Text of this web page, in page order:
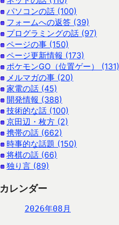
パソコンの話 (100)
フォームへの返答 (39)
プログラミングの話 (97)
ページの事 (150)
ページ更新情報 (173)
ポケモンGO（位置ゲー） (131)
メルマガの事 (20)
家電の話 (45)
開発情報 (388)
技術的な話 (100)
京田辺・枚方 (2)
携帯の話 (662)
時事的な話題 (150)
将棋の話 (66)
独り言 (89)
カレンダー
2026年08月